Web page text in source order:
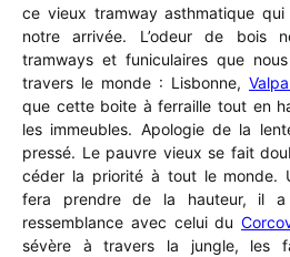
ce vieux tramway asthmatique
notre arrivée. L’odeur de bois
tramways et funiculaires que
travers le monde : Lisbonne,
que cette boite à ferraille tout en
les immeubles. Apologie de la
pressé. Le pauvre vieux se fait
céder la priorité à tout le monde.
fera prendre de la hauteur, il a
ressemblance avec celui du
sévère à travers la jungle, les